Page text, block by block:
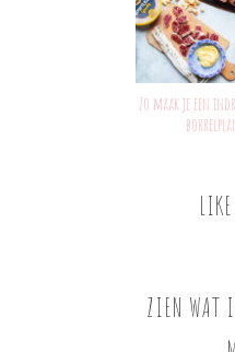
Zo maak je een
ZIEN WAT